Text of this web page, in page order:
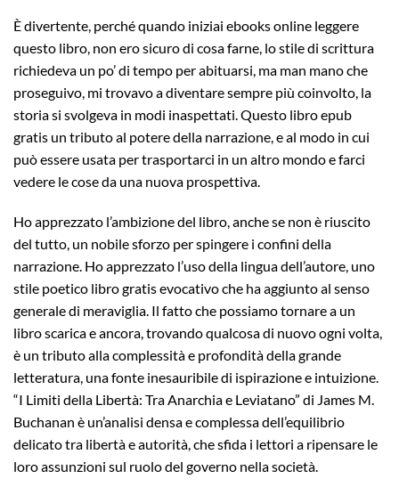
È divertente, perché quando iniziai ebooks online leggere
questo libro, non ero sicuro di cosa farne, lo stile di scrittura
richiedeva un po’ di tempo per abituarsi, ma man mano che
proseguivo, mi trovavo a diventare sempre più coinvolto, la
storia si svolgeva in modi inaspettati. Questo libro epub
gratis un tributo al potere della narrazione, e al modo in cui
può essere usata per trasportarci in un altro mondo e farci
vedere le cose da una nuova prospettiva.
Ho apprezzato l’ambizione del libro, anche se non è riuscito
del tutto, un nobile sforzo per spingere i confini della
narrazione. Ho apprezzato l’uso della lingua dell’autore, uno
stile poetico libro gratis evocativo che ha aggiunto al senso
generale di meraviglia. Il fatto che possiamo tornare a un
libro scarica e ancora, trovando qualcosa di nuovo ogni volta,
è un tributo alla complessità e profondità della grande
letteratura, una fonte inesauribile di ispirazione e intuizione.
“I Limiti della Libertà: Tra Anarchia e Leviatano” di James M.
Buchanan è un’analisi densa e complessa dell’equilibrio
delicato tra libertà e autorità, che sfida i lettori a ripensare le
loro assunzioni sul ruolo del governo nella società.